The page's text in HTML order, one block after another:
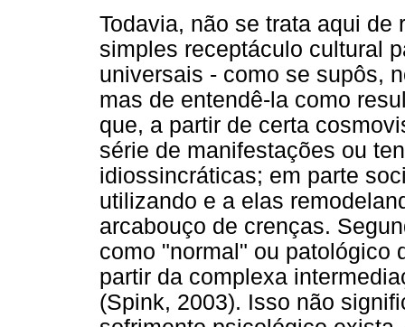
Todavia, não se trata aqui
simples receptáculo cultural
universais - como se supôs,
mas de entendê-la como
que, a partir de certa
série de manifestações ou
idiossincráticas; em parte
utilizando e a elas
arcabouço de crenças.
como "normal" ou patológico
partir da complexa
(Spink, 2003). Isso não